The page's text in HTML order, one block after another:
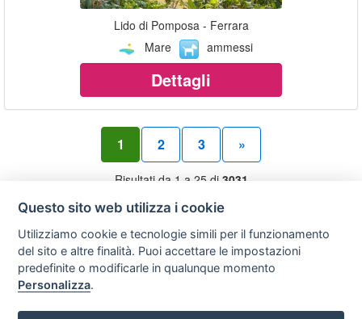
Lido di Pomposa - Ferrara
Mare
ammessi
Dettagli
1 2 3 »
Risultati da 1 a 25 di 3031
Privacy
policy
Avviso
legale
Scrivici
Preferenze cookie
Questo sito web utilizza i cookie
Utilizziamo cookie e tecnologie simili per il funzionamento
del sito e altre finalità. Puoi accettare le impostazioni
predefinite o modificarle in qualunque momento
Personalizza.